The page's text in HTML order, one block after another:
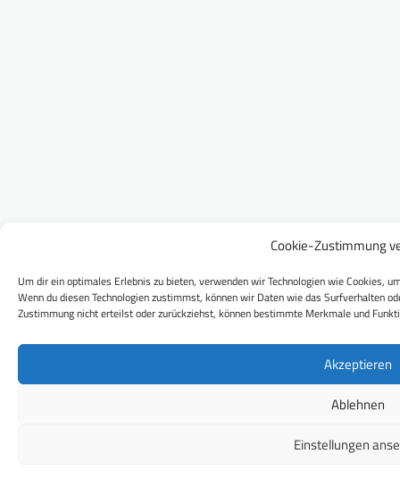
Cookie-Zustimmung
Um dir ein optimales Erlebnis zu bieten, verwenden wir Technologien wie Cookies,
Wenn du diesen Technologien zustimmst, können wir Daten wie das Surfverhalten
Zustimmung nicht erteilst oder zurückziehst, können bestimmte Merkmale und
Akzeptieren
Ablehnen
Einstellungen